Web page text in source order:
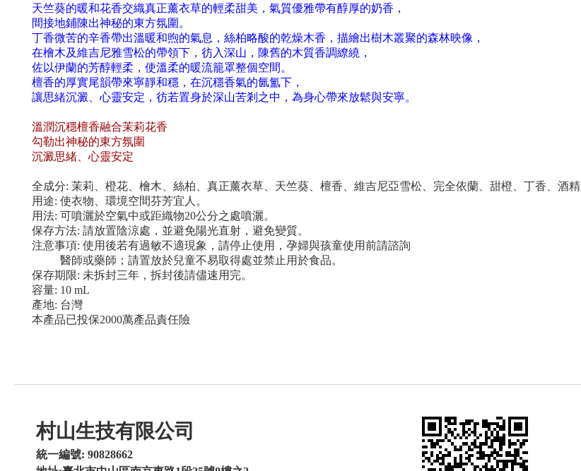
天竺葵的暖和花香交織真正薰衣草的輕柔甜美，氣質優雅帶有醇厚的奶香，
間接地鋪陳出神秘的東方氛圍。
丁香微苦的辛香帶出溫暖和煦的氣息，絲柏略酸的乾燥木香，描繪出樹木叢聚的森林映像，
在檜木及維吉尼雅雪松的帶領下，彷入深山，陳舊的木質香調繚繞，
佐以伊蘭的芳醇輕柔，使溫柔的暖流籠罩整個空間。
檀香的厚實尾韻帶來寧靜和穩，在沉穩香氣的氤氳下，
讓思緒沉澱、心靈安定，彷若置身於深山苦剎之中，為身心帶來放鬆與安寧。
溫潤沉穩檀香融合茉莉花香
勾勒出神秘的東方氛圍
沉澱思緒、心靈安定
全成分: 茉莉、橙花、檜木、絲柏、真正薰衣草、天竺葵、檀香、維吉尼亞雪松、完全依蘭、甜橙、丁香、酒精
用途: 使衣物、環境空間芬芳宜人。
用法: 可噴灑於空氣中或距織物20公分之處噴灑。
保存方法: 請放置陰涼處，並避免陽光直射，避免變質。
注意事項: 使用後若有過敏不適現象，請停止使用，孕婦與孩童使用前請諮詢
醫師或藥師；請置放於兒童不易取得處並禁止用於食品。
保存期限: 未拆封三年，拆封後請儘速用完。
容量: 10 mL
產地: 台灣
本產品已投保2000萬產品責任險
村山生技有限公司
統一編號: 90828662